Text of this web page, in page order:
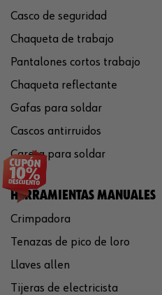
Casco de seguridad
Chaqueta de trabajo
Pantalones cortos trabajo
Chaqueta reflectante
Gafas para soldar
Cascos antirruidos
Careta para soldar
HERRAMIENTAS MANUALES
Crimpadora
Tenazas de pico de loro
Llaves allen
Tijeras de electricista